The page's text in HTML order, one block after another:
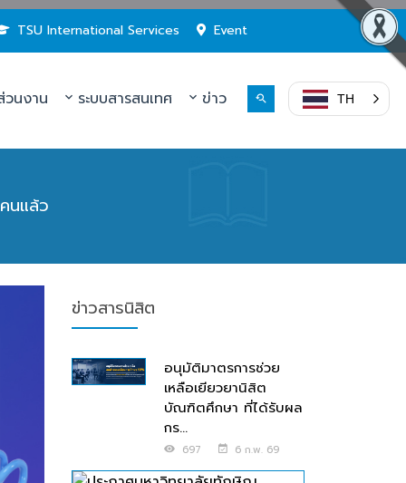
TSU International Services Event
นงาน ระบบสารสนเทศ ข่าว TH
นแล้ว
ข่าวสารนิสิต
อนุมัติมาตรการช่วย
เหลือเยียวยานิสิต
บัณฑิตศึกษา ที่ได้รับผล
กร...
697 6 ก.พ. 69